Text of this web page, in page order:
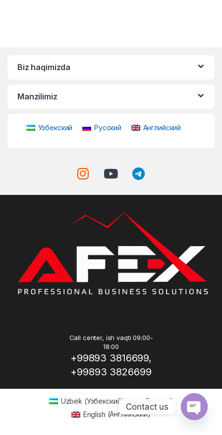
Biz haqimizda
Manzilimiz
Узбекский Русский Английский
Call center, ish vaqti 09:00-
18:00
+99893 3816699,
+99893 3826699
Uzbek (Узбекский)
Русский
English (Английский)
Contact us